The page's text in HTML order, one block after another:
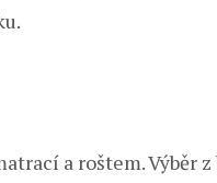
a roštem. Výběr